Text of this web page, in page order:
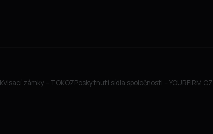
Visací zámky – TOKOZPoskytnutí sídla společnosti – YOURFIRM.CZ